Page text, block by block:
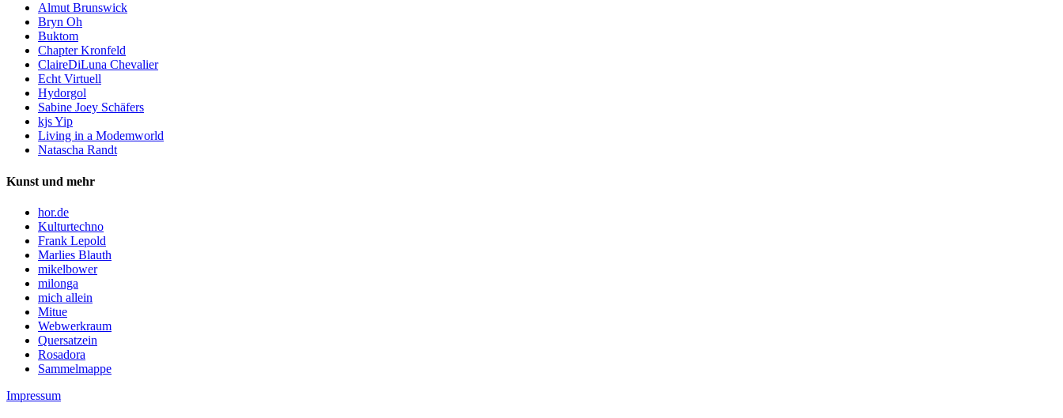
Almut Brunswick
Bryn Oh
Buktom
Chapter Kronfeld
ClaireDiLuna Chevalier
Echt Virtuell
Hydorgol
Sabine Joey Schäfers
kjs Yip
Living in a Modemworld
Natascha Randt
Kunst und mehr
hor.de
Kulturtechno
Frank Lepold
Marlies Blauth
mikelbower
milonga
mich allein
Mitue
Webwerkraum
Quersatzein
Rosadora
Sammelmappe
Impressum